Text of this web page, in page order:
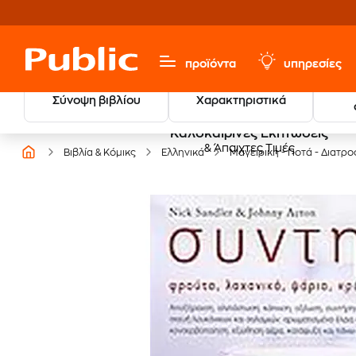
προϊόντα υπηρεσίες
Σύνοψη βιβλίου Χαρακτηριστικά
Καλοκαιρινές Εκπτώσεις
& Άπαιχτες Τιμές
Βιβλία & Κόμικς Ελληνικά Μαγειρική - Ποτά -